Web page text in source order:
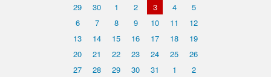
29 30 1 2 3 4
5
6
7 8 9 10 11
12
13
14 15 16 17 18
19
20
21 22 23 24 25
26
27
28 29 30 31 1 2